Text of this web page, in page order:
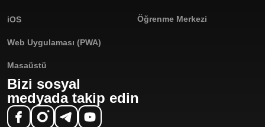
iOS
Web Uygulaması (PWA)
Masaüstü
Öğrenme Merkezi
Bizi sosyal
medyada takip edin